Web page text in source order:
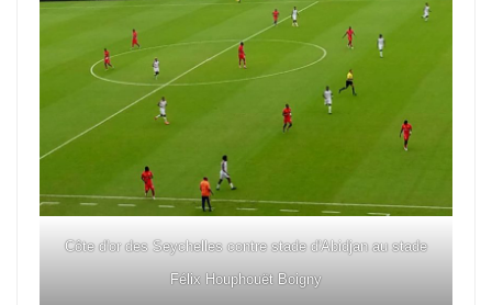
Côte d'or des Seychelles contre stade d'Abidjan au stade
Félix Houphouët Boigny